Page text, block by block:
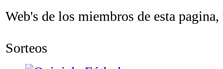
Web's de los miembros de esta
Sorteos